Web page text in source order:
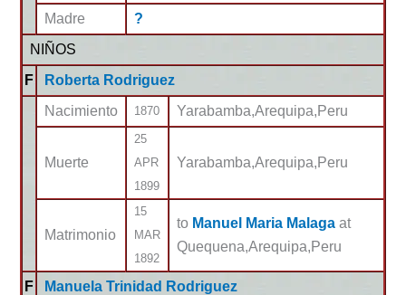
Madre
?
NIÑOS
F
Roberta Rodriguez
Nacimiento
1870 Yarabamba,Arequipa,Peru
Muerte
25
APR
1899
Yarabamba,Arequipa,Peru
Matrimonio
15
MAR
1892
to Manuel Maria Malaga at
Quequena,Arequipa,Peru
F
Manuela Trinidad Rodriguez